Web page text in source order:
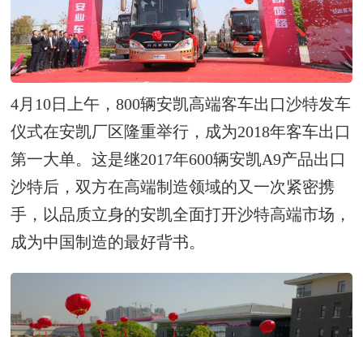
4月10日上午，800辆安凯高端客车出口沙特发车
仪式在安凯厂区隆重举行，成为2018年客车出口
第一大单。这是继2017年600辆安凯A9产品出口
沙特后，双方在高端制造领域的又一次紧密携
手，以品质立身的安凯全面打开沙特高端市场，
成为中国制造的最好背书。